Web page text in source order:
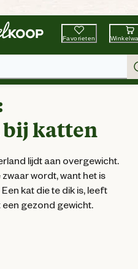
Tuin & Dier
Favorieten
katten
lijdt aan overgewicht.
wordt, want het is
kat die te dik is, leeft
gezond gewicht.